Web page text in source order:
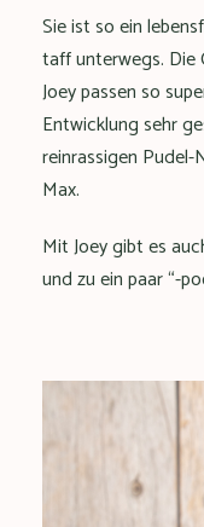
Sie ist so ein
taff unterwegs. Die
Joey passen so
Entwicklung sehr
reinrassigen
Max.
Mit Joey gibt es
und zu ein paar “-